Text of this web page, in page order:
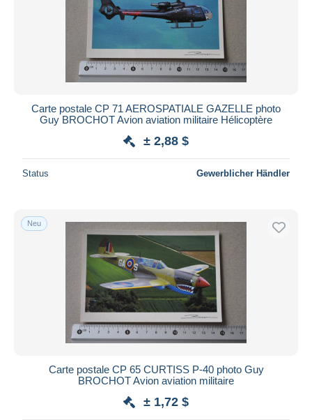
Carte postale CP 71 AEROSPATIALE GAZELLE photo
Guy BROCHOT Avion aviation militaire Hélicoptère
± 2,88 $
Status Gewerblicher Händler
Neu
Carte postale CP 65 CURTISS P-40 photo Guy
BROCHOT Avion aviation militaire
± 1,72 $